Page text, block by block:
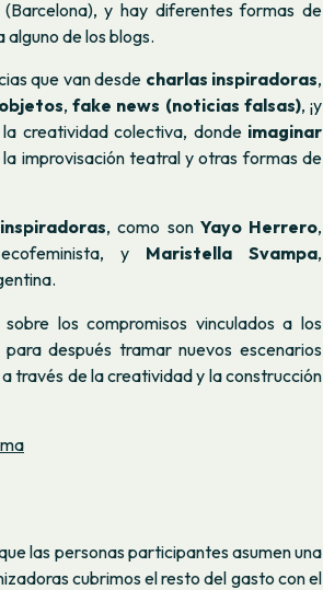
y hay diferentes formas de
de los blogs.
que van desde charlas inspiradoras,
,fake news (noticias falsas), ¡y
creatividad colectiva, donde imaginar
improvisación teatral y otras formas de
, como son Yayo Herrero,
y Maristella Svampa,
los compromisos vinculados a los
después tramar nuevos escenarios
través de la creatividad y la construcción
las personas participantes asumen una
cubrimos el resto del gasto con el